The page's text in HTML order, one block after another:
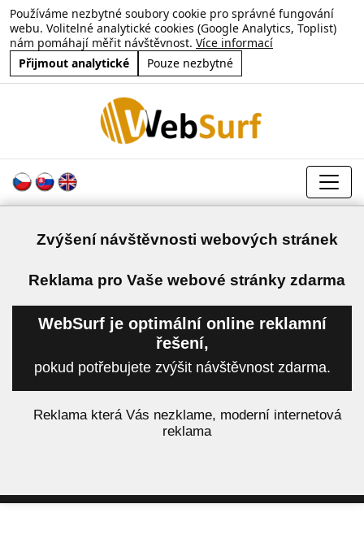
Používáme nezbytné soubory cookie pro správné fungování
webu. Volitelné analytické cookies (Google Analytics, Toplist)
nám pomáhají měřit návštěvnost. Více informací
Přijmout analytické
Pouze nezbytné
Zvýšení návštěvnosti webových stránek
Reklama pro Vaše webové stránky zdarma
WebSurf je optimální online reklamní
řešení,
pokud potřebujete zvýšit návštěvnost zdarma.
Reklama která Vás nezklame, moderní internetová
reklama